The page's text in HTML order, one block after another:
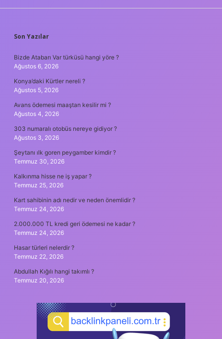
SIDEBAR
Son Yazılar
Bizde Atabarı Var türküsü hangi yöre ?
Ağustos 6, 2026
Konya’daki Kürtler nereli ?
Ağustos 5, 2026
Avans ödemesi maaştan kesilir mi ?
Ağustos 4, 2026
303 numaralı otobüs nereye gidiyor ?
Ağustos 3, 2026
Şeytanı ılk goren peygamber kimdir ?
Temmuz 30, 2026
Kalkınma hisse ne iş yapar ?
Temmuz 25, 2026
Kart sahibinin adı nedir ve neden önemlidir ?
Temmuz 24, 2026
2.000.000 TL kredi geri ödemesi ne kadar ?
Temmuz 24, 2026
Hasar türleri nelerdir ?
Temmuz 22, 2026
Abdullah Kığılı hangi takımlı ?
Temmuz 20, 2026